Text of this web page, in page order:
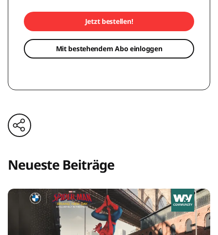
Jetzt bestellen!
Mit bestehendem Abo einloggen
Neueste Beiträge